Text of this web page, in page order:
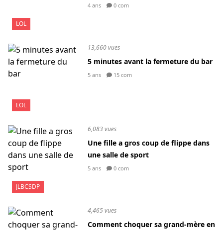
LOL
4 ans 0 com
LOL
13,660 vues
5 minutes avant la fermeture du bar
5 ans 15 com
JLBCSDP
6,083 vues
Une fille a gros coup de flippe dans
une salle de sport
5 ans 0 com
4,465 vues
Comment choquer sa grand-mère en